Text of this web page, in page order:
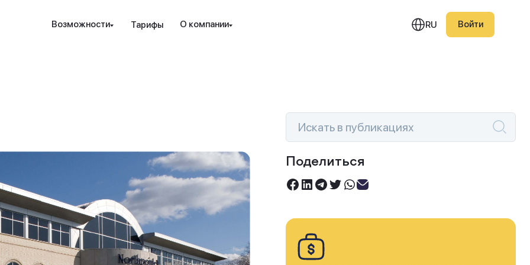
Возможности
идеи Аналитика PRO
Торгуйте акциями без комиссий
Тарифы О компании
счетов
Обновление Investlink 1.6.2:
курс на активную торговлю
RU Войти
Поделиться
Наведите камеру телефона на QR-код,
чтобы скачать мобильное приложение.